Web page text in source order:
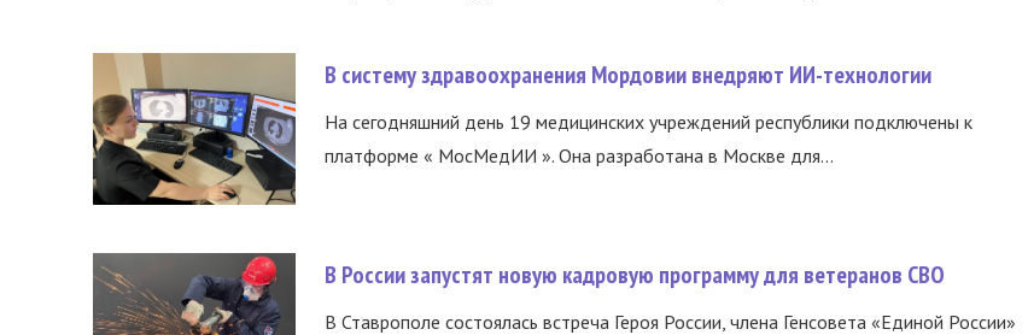
В систему здравоохранения Мордовии внедряют ИИ-технологии
На сегодняшний день 19 медицинских учреждений республики подключены к
платформе « МосМедИИ ». Она разработана в Москве для...
В России запустят новую кадровую программу для ветеранов СВО
В Ставрополе состоялась встреча Героя России, члена Генсовета «Единой России»